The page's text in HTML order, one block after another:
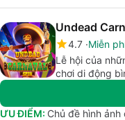
Undead
4.7 Miễn
Lễ hội của
chơi di động
ƯU ĐIỂM: Chủ đề hình